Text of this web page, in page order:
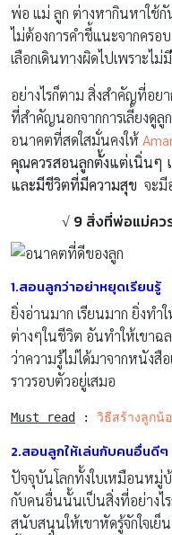
พ่อ แม่ ลูก ต่างหากินหาใช้กั
ไม่ต้องการคำชี้แนะจากครอ
เลือกเดินทางผิดไปเพราะไม่
อย่างไรก็ตาม สิ่งสำคัญที่อ
ที่สำคัญนอกจากการเลี้ยงดู
อนาคตที่สดใสมั่นคงให้
คุณควรสอนลูกตั้งแต่เนิ่นๆ
และมีชีวิตที่มีความสุข จะมี
√ 9 สิ่งที่พ่อแม่คว
1.สอนลูกว่าอย่าหยุดเรียนรู้
ยิ่งอ่านมาก เรียนมาก ยิ่งทำ
ต่างๆในชีวิต อันทำให้เขาฉ
ว่าความรู้ไม่ได้มาจากหนังสือ
ราวรอบตัวอยู่เสมอ
Must read : วิธีสร้างลูกน้
2.สอนลูกให้เล่นกับคนอื่นดีๆ
ปัจจุบันโลกทั้งใบเหมือนหมู่
กับคนอื่นนั้นเป็นสิ่งที่อย่างไ
สนับสนุนให้เขาหัดรู้จักใจเ